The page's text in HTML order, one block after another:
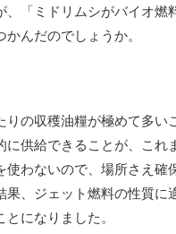
、「ミドリムシがバイオ燃
んだのでしょうか。
りの収穫油糧が極めて多い
に供給できることが、これ
使わないので、場所さえ確
果、ジェット燃料の性質に
になりました。